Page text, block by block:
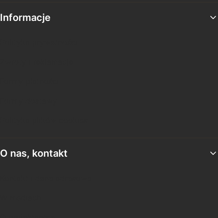
Informacje
O nas, kontakt